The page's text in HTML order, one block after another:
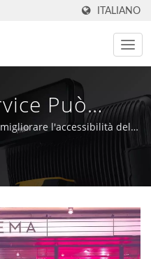
ITALIANO
Può
Nel
E POS
Dal 1981 |
l'accessibilità del